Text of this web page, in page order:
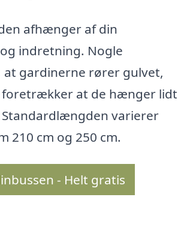
afhænger af din
indretning. Nogle
gardinerne rører gulvet,
foretrækker at de hænger lidt
varierer
210 cm og 250 cm.
- Helt gratis